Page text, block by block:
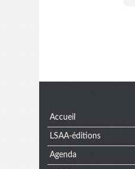
Menu
Accueil
LSAA-éditions
Agenda